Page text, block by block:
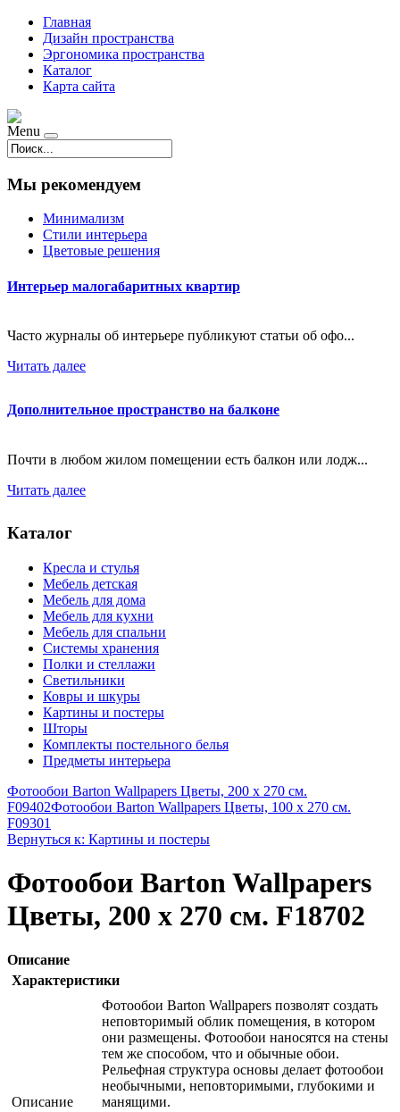
Главная
Дизайн пространства
Эргономика пространства
Каталог
Карта сайта
Menu
Мы рекомендуем
Минимализм
Стили интерьера
Цветовые решения
Интерьер малогабаритных квартир
Часто журналы об интерьере публикуют статьи об офо...
Читать далее
Дополнительное пространство на балконе
Почти в любом жилом помещении есть балкон или лодж...
Читать далее
Каталог
Кресла и стулья
Мебель детская
Мебель для дома
Мебель для кухни
Мебель для спальни
Системы хранения
Полки и стеллажи
Светильники
Ковры и шкуры
Картины и постеры
Шторы
Комплекты постельного белья
Предметы интерьера
Фотообои Barton Wallpapers Цветы, 200 x 270 см.
F09402Фотообои Barton Wallpapers Цветы, 100 x 270 см.
F09301
Вернуться к: Картины и постеры
Фотообои Barton Wallpapers
Цветы, 200 x 270 см. F18702
Описание
Характеристики
Описание
Фотообои Barton Wallpapers позволят создать
неповторимый облик помещения, в котором
они размещены. Фотообои наносятся на стены
тем же способом, что и обычные обои.
Рельефная структура основы делает фотообои
необычными, неповторимыми, глубокими и
манящими.